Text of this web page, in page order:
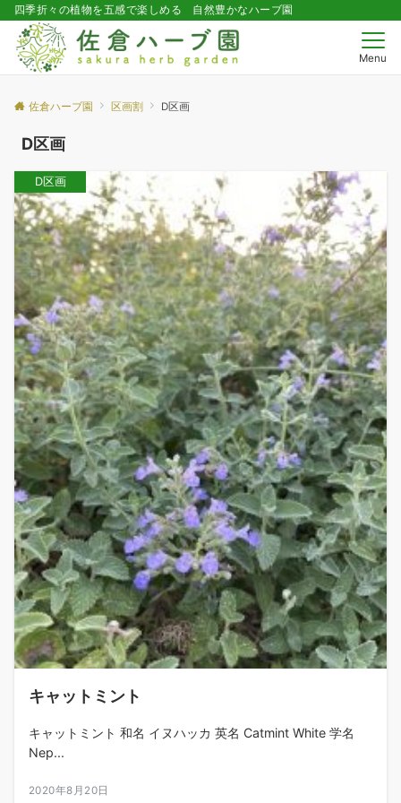
四季折々の植物を五感で楽しめる 自然豊かなハーブ園
Menu
佐倉ハーブ園 区画割 D区画
D区画
D区画
キャットミント
キャットミント 和名 イヌハッカ 英名 Catmint White 学名
Nep...
2020年8月20日